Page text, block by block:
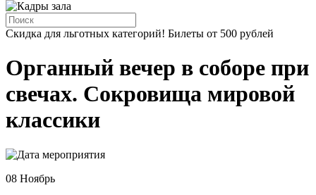
Скидка для льготных категорий! Билеты от 500 рублей
Органный вечер в соборе при
свечах. Сокровища мировой
классики
08 Ноябрь